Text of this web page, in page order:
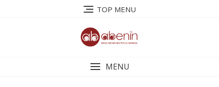
TOP MENU
MENU